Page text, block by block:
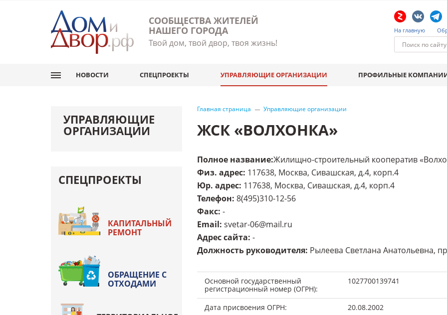
СООБЩЕСТВА ЖИТЕЛЕЙ
НАШЕГО ГОРОДА
Твой дом, твой двор, твоя жизнь!
На главную
НОВОСТИ СПЕЦПРОЕКТЫ УПРАВЛЯЮЩИЕ ОРГАНИЗАЦИИ ПРОФИЛЬНЫЕ
Главная страница Управляющие организации
ЖСК «ВОЛХОНКА»
Полное название:Жилищно-строительный кооператив
Физ. адрес: 117638, Москва, Сивашская, д.4, корп.4
Юр. адрес: 117638, Москва, Сивашская, д.4, корп.4
Телефон: 8(495)310-12-56
Факс: -
Email: svetar-06@mail.ru
Адрес сайта: -
Должность руководителя: Рылеева Светлана Анатольевна,
Основной государственный
регистрационный номер (ОГРН):
1027700139741
Дата присвоения ОГРН:
20.08.2002
УПРАВЛЯЮЩИЕ
ОРГАНИЗАЦИИ
СПЕЦПРОЕКТЫ
КАПИТАЛЬНЫЙ
РЕМОНТ
ОБРАЩЕНИЕ С
ОТХОДАМИ